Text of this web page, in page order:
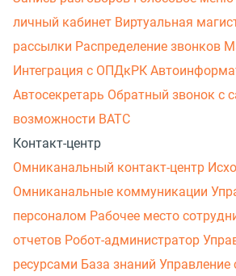
личный кабинет Виртуальная
рассылки Распределение звонков
Интеграция с ОПДкРК
Автосекретарь Обратный звонок с
возможности ВАТС
Контакт-центр
Омниканальный контакт-центр
Омниканальные коммуникации
персоналом Рабочее место
отчетов Робот-администратор
ресурсами База знаний Управление